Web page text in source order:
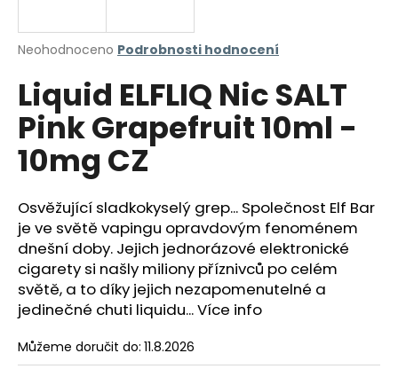
Průměrné
produktu
je
0,0
5
hvězdiček.
Neohodnoceno Podrobnosti hodnocení
Liquid ELFLIQ Nic SALT
Pink Grapefruit 10ml -
10mg CZ
Osvěžující sladkokyselý grep... Společnost Elf Bar
je ve světě vapingu opravdovým fenoménem
dnešní doby. Jejich jednorázové elektronické
cigarety si našly miliony příznivců po celém
světě, a to díky jejich nezapomenutelné a
jedinečné chuti liquidu... Více info
Můžeme doručit do: 11.8.2026
j
t
?
HLEDAT
D
o
p
o
r